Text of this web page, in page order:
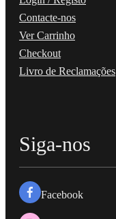
Contacte-nos
Ver Carrinho
Checkout
Livro de Reclamações
Siga-nos
Facebook